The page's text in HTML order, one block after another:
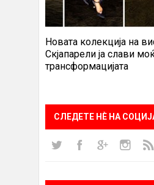
Новата колекција на
Скјапарели ја слави
трансформацијата
СЛЕДЕТЕ НÈ НА